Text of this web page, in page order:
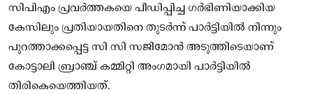
സിപിഎം പ്രവർത്തകയെ പീഡിപ്പിച്ച ഗർഭിണിയാക്കിയ
കേസിലും പ്രതിയായതിനെ തുടർന്ന് പാർട്ടിയിൽ നിന്നും
പുറത്താക്കപ്പെട്ട സി സി സജിമോൻ അടുത്തിടെയാണ്
കോട്ടാലി ബ്രാഞ്ച് കമ്മിറ്റി അംഗമായി പാർട്ടിയിൽ
തിരികെയെത്തിയത്.